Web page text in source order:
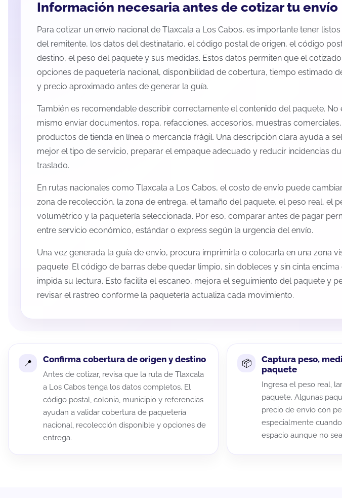
Información necesaria antes de cotizar tu envío
Para cotizar un envío nacional de Tlaxcala a Los Cabos, es importante tener
del remitente, los datos del destinatario, el código postal de origen, el código
destino, el peso del paquete y sus medidas. Estos datos permiten que el
opciones de paquetería nacional, disponibilidad de cobertura, tiempo estimado
y precio aproximado antes de generar la guía.
También es recomendable describir correctamente el contenido del paquete. No
mismo enviar documentos, ropa, refacciones, accesorios, muestras comerciales,
productos de tienda en línea o mercancía frágil. Una descripción clara ayuda a
mejor el tipo de servicio, preparar el empaque adecuado y reducir incidencias
traslado.
En rutas nacionales como Tlaxcala a Los Cabos, el costo de envío puede
zona de recolección, la zona de entrega, el tamaño del paquete, el peso real, el
volumétrico y la paquetería seleccionada. Por eso, comparar antes de pagar
entre servicio económico, estándar o express según la urgencia del envío.
Una vez generada la guía de envío, procura imprimirla o colocarla en una zona
paquete. El código de barras debe quedar limpio, sin dobleces y sin cinta encima
impida su lectura. Esto facilita el escaneo, mejora el seguimiento del paquete y
revisar el rastreo conforme la paquetería actualiza cada movimiento.
Confirma cobertura de origen y destino
Antes de cotizar, revisa que la ruta de Tlaxcala
a Los Cabos tenga los datos completos. El
código postal, colonia, municipio y referencias
ayudan a validar cobertura de paquetería
nacional, recolección disponible y opciones de
entrega.
Captura peso,
paquete
Ingresa el peso real,
paquete. Algunas
precio de envío con
especialmente
espacio aunque no